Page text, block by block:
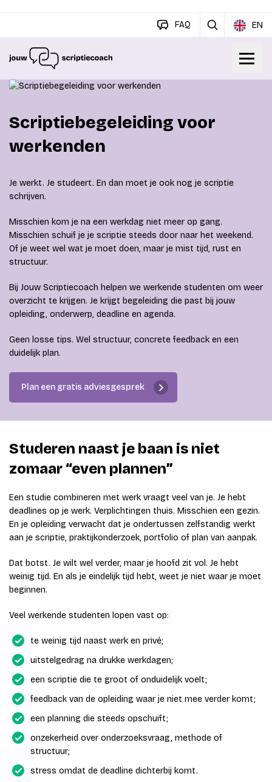
FAQ EN
Scriptiebegeleiding voor
werkenden
Je werkt. Je studeert. En dan moet je ook nog je scriptie
schrijven.
Misschien kom je na een werkdag niet meer op gang.
Misschien schuif je je scriptie steeds door naar het weekend.
Of je weet wel wat je moet doen, maar je mist tijd, rust en
structuur.
Bij Jouw Scriptiecoach helpen we werkende studenten om weer
overzicht te krijgen. Je krijgt begeleiding die past bij jouw
opleiding, onderwerp, deadline en agenda.
Geen losse tips. Wel structuur, concrete feedback en een
duidelijk plan.
Plan een gratis adviesgesprek
Studeren naast je baan is niet
zomaar “even plannen”
Een studie combineren met werk vraagt veel van je. Je hebt
deadlines op je werk. Verplichtingen thuis. Misschien een gezin.
En je opleiding verwacht dat je ondertussen zelfstandig werkt
aan je scriptie, praktijkonderzoek, portfolio of plan van aanpak.
Dat botst. Je wilt wel verder, maar je hoofd zit vol. Je hebt
weinig tijd. En als je eindelijk tijd hebt, weet je niet waar je moet
beginnen.
Veel werkende studenten lopen vast op:
te weinig tijd naast werk en privé;
uitstelgedrag na drukke werkdagen;
een scriptie die te groot of onduidelijk voelt;
feedback van de opleiding waar je niet mee verder komt;
een planning die steeds opschuift;
onzekerheid over onderzoeksvraag, methode of
structuur;
stress omdat de deadline dichterbij komt.